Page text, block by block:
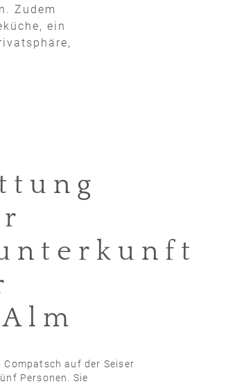
Zudem
ein
Compatsch auf der Seiser
Personen. Sie